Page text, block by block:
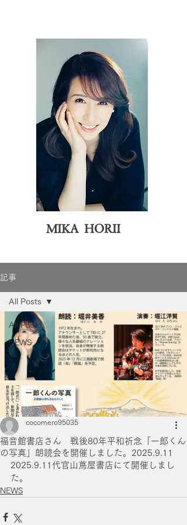
MIKA HORII
記事
All Posts
NEWS
All Posts
福音館書店さん 戦後80年平和祈念「一郎くん
の写真」朗読会を開催しました。2025.9.11
cocomero95035
2025.9.11代官山蔦屋書店にて開催しまし
た。
NEWS